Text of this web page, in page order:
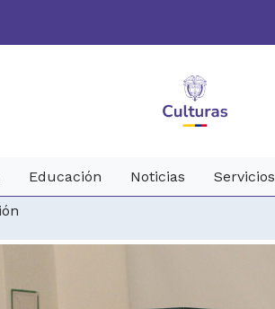
Educación Noticias Servicios